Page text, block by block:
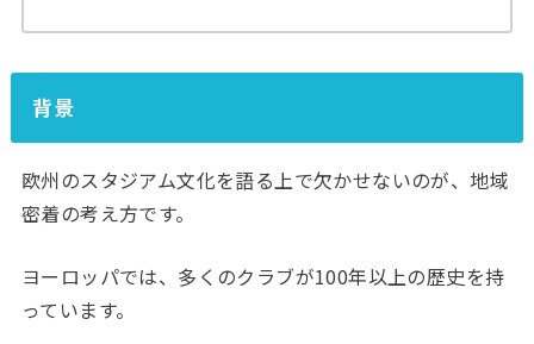
背景
欧州のスタジアム文化を語る上で欠かせないのが、地域
密着の考え方です。
ヨーロッパでは、多くのクラブが100年以上の歴史を持
っています。